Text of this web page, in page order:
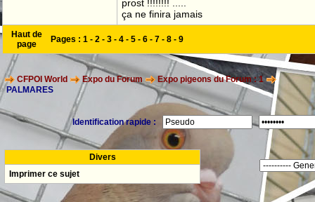
prost !!!!!!!! .....
ça ne finira jamais
Haut de
page
Pages : 1 - 2 - 3 - 4 - 5 - 6 - 7 - 8 - 9
CFPOI World Expo du Forum
Expo pigeons du Forum : 1
PALMARES
Identification rapide :
Divers
Imprimer ce sujet